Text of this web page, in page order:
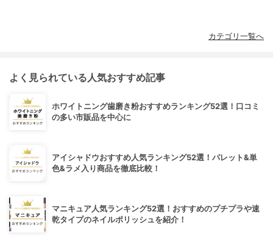
カテゴリ一覧へ
よく見られている人気おすすめ記事
ホワイトニング歯磨き粉おすすめランキング52選！口コミ
の多い市販品を中心に
アイシャドウおすすめ人気ランキング52選！パレット&単
色&ラメ入り商品を徹底比較！
マニキュア人気ランキング52選！おすすめのプチプラや速
乾タイプのネイルポリッシュを紹介！